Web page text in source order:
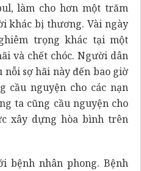
làm cho hơn một trăm
khác bị thương. Vài ngày
trọng khác tại một
và chết chóc. Người dân
sợ hãi này đến bao giờ
cầu nguyện cho các nạn
ta cũng cầu nguyện cho
xây dựng hòa bình trên
bệnh nhân phong. Bệnh